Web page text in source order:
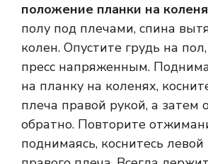
положение планки на
полу под плечами, спина
колен. Опустите грудь на
пресс напряженным.
на планку на коленях,
плеча правой рукой, а затем
обратно. Повторите
поднимаясь, коснитесь левой